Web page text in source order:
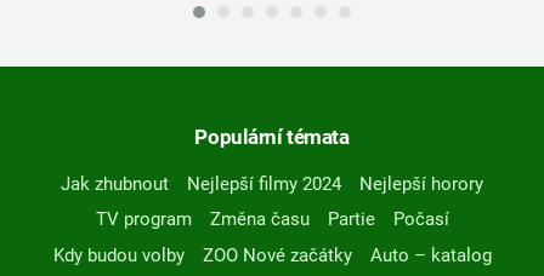
Populární témata
Jak zhubnout Nejlepší filmy 2024
Nejlepší horory
TV program
Změna času Partie
Počasí
Kdy budou volby
ZOO Nové začátky
Auto – katalog